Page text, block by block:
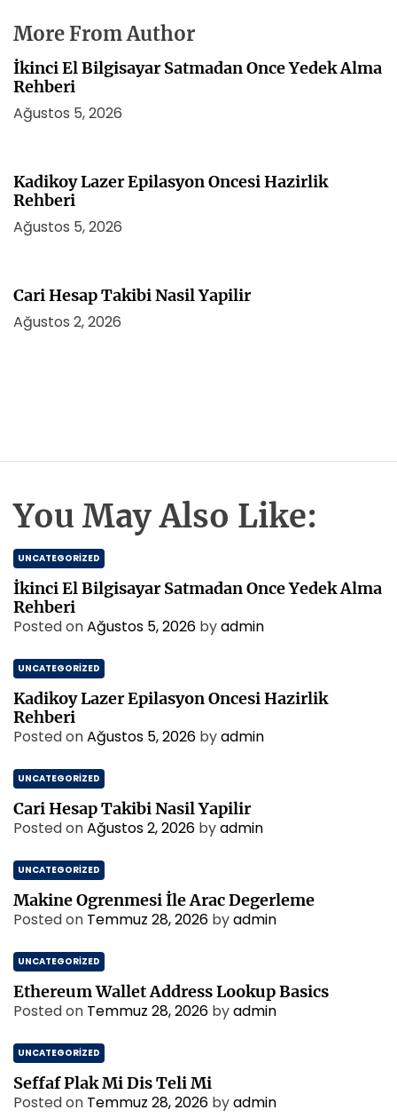
More From Author
İkinci El Bilgisayar Satmadan Once Yedek Alma
Rehberi
Ağustos 5, 2026
Kadikoy Lazer Epilasyon Oncesi Hazirlik
Rehberi
Ağustos 5, 2026
Cari Hesap Takibi Nasil Yapilir
Ağustos 2, 2026
You May Also Like:
UNCATEGORIZED
İkinci El Bilgisayar Satmadan Once Yedek Alma
Rehberi
Posted onAğustos 5, 2026 byadmin
UNCATEGORIZED
Kadikoy Lazer Epilasyon Oncesi Hazirlik
Rehberi
Posted onAğustos 5, 2026 byadmin
UNCATEGORIZED
Cari Hesap Takibi Nasil Yapilir
Posted onAğustos 2, 2026 byadmin
UNCATEGORIZED
Makine Ogrenmesi İle Arac Degerleme
Posted on Temmuz 28, 2026 byadmin
UNCATEGORIZED
Ethereum Wallet Address Lookup Basics
Posted on Temmuz 28, 2026 byadmin
UNCATEGORIZED
Seffaf Plak Mi Dis Teli Mi
Posted on Temmuz 28, 2026 byadmin